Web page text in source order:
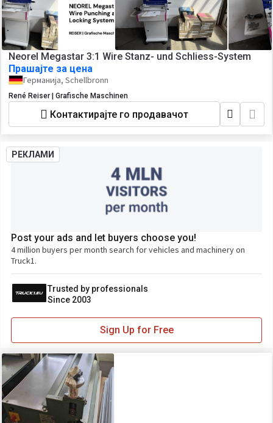
Neorel Megastar 3:1 Wire Stanz- und Schliess-System
Прашајте за цена
Германија, Schellbronn
René Reiser | Grafische Maschinen
Контактирајте го продавачот
РЕКЛАМИ
Post your ads and let buyers choose you!
4 million buyers per month search for vehicles and machinery on
Truck1.
Trusted by professionals
Since 2003
Sign Up for Free